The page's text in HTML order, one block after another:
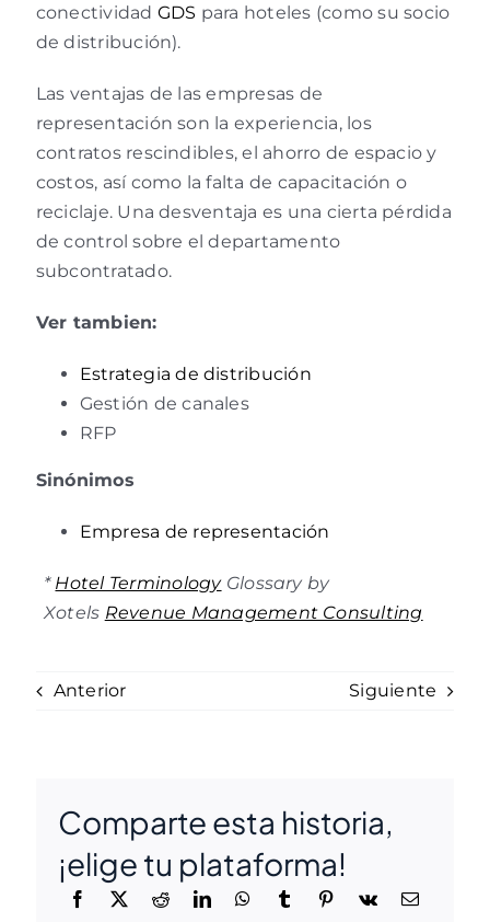
conectividad GDS para hoteles (como su socio
de distribución).
Las ventajas de las empresas de
representación son la experiencia, los
contratos rescindibles, el ahorro de espacio y
costos, así como la falta de capacitación o
reciclaje. Una desventaja es una cierta pérdida
de control sobre el departamento
subcontratado.
Ver tambien:
Estrategia de distribución
Gestión de canales
RFP
Sinónimos
Empresa de representación
* Hotel TerminologyGlossary by
Xotels Revenue Management Consulting
Anterior Siguiente
Comparte esta historia,
¡elige tu plataforma!